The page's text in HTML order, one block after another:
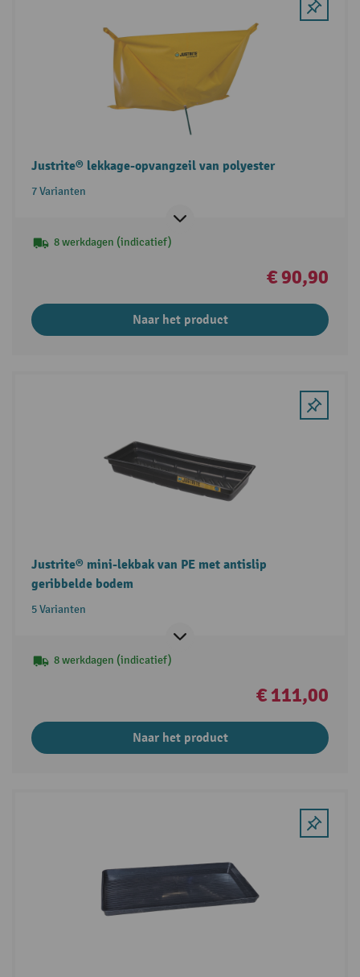
Justrite® lekkage-opvangzeil van polyester
7 Varianten
8 werkdagen (indicatief)
€ 90,90
Naar het product
Justrite® mini-lekbak van PE met antislip
geribbelde bodem
5 Varianten
8 werkdagen (indicatief)
€ 111,00
Naar het product